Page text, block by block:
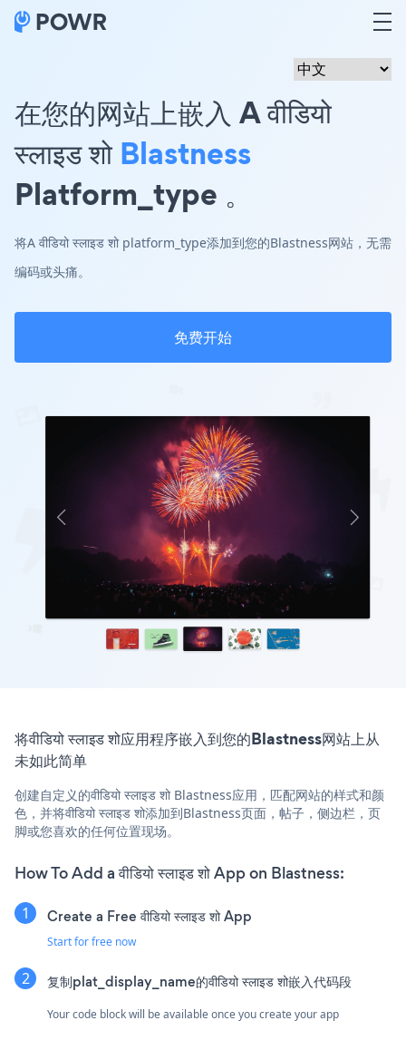
在您的网站上嵌入 A वीडियो
स्लाइड शो Blastness
Platform_type 。
将A वीडियो स्लाइड शो platform_type添加到您的Blastness网站，无需
编码或头痛。
免费开始
将वीडियो स्लाइड शो应用程序嵌入到您的Blastness网站上从
未如此简单
创建自定义的वीडियो स्लाइड शो Blastness应用，匹配网站的样式和颜
色，并将वीडियो स्लाइड शो添加到Blastness页面，帖子，侧边栏，页
脚或您喜欢的任何位置现场。
How To Add a वीडियो स्लाइड शो App on Blastness:
Create a Free वीडियो स्लाइड शो App
Start for free now
复制plat_display_name的वीडियो स्लाइड शो嵌入代码段
Your code block will be available once you create your app